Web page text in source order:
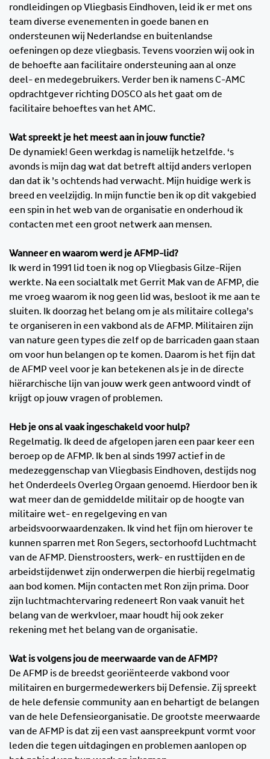
rondleidingen op Vliegbasis Eindhoven, leid ik er met ons
team diverse evenementen in goede banen en
ondersteunen wij Nederlandse en buitenlandse
oefeningen op deze vliegbasis. Tevens voorzien wij ook in
de behoefte aan facilitaire ondersteuning aan al onze
deel- en medegebruikers. Verder ben ik namens C-AMC
opdrachtgever richting DOSCO als het gaat om de
facilitaire behoeftes van het AMC.
Wat spreekt je het meest aan in jouw functie?
De dynamiek! Geen werkdag is namelijk hetzelfde. ‘s
avonds is mijn dag wat dat betreft altijd anders verlopen
dan dat ik ’s ochtends had verwacht. Mijn huidige werk is
breed en veelzijdig. In mijn functie ben ik op dit vakgebied
een spin in het web van de organisatie en onderhoud ik
contacten met een groot netwerk aan mensen.
Wanneer en waarom werd je AFMP-lid?
Ik werd in 1991 lid toen ik nog op Vliegbasis Gilze-Rijen
werkte. Na een socialtalk met Gerrit Mak van de AFMP, die
me vroeg waarom ik nog geen lid was, besloot ik me aan te
sluiten. Ik doorzag het belang om je als militaire collega’s
te organiseren in een vakbond als de AFMP. Militairen zijn
van nature geen types die zelf op de barricaden gaan staan
om voor hun belangen op te komen. Daarom is het fijn dat
de AFMP veel voor je kan betekenen als je in de directe
hiërarchische lijn van jouw werk geen antwoord vindt of
krijgt op jouw vragen of problemen.
Heb je ons al vaak ingeschakeld voor hulp?
Regelmatig. Ik deed de afgelopen jaren een paar keer een
beroep op de AFMP. Ik ben al sinds 1997 actief in de
medezeggenschap van Vliegbasis Eindhoven, destijds nog
het Onderdeels Overleg Orgaan genoemd. Hierdoor ben ik
wat meer dan de gemiddelde militair op de hoogte van
militaire wet- en regelgeving en van
arbeidsvoorwaardenzaken. Ik vind het fijn om hierover te
kunnen sparren met Ron Segers, sectorhoofd Luchtmacht
van de AFMP. Dienstroosters, werk- en rusttijden en de
arbeidstijdenwet zijn onderwerpen die hierbij regelmatig
aan bod komen. Mijn contacten met Ron zijn prima. Door
zijn luchtmachtervaring redeneert Ron vaak vanuit het
belang van de werkvloer, maar houdt hij ook zeker
rekening met het belang van de organisatie.
Wat is volgens jou de meerwaarde van de AFMP?
De AFMP is de breedst georiënteerde vakbond voor
militairen en burgermedewerkers bij Defensie. Zij spreekt
de hele defensie community aan en behartigt de belangen
van de hele Defensieorganisatie. De grootste meerwaarde
van de AFMP is dat zij een vast aanspreekpunt vormt voor
leden die tegen uitdagingen en problemen aanlopen op